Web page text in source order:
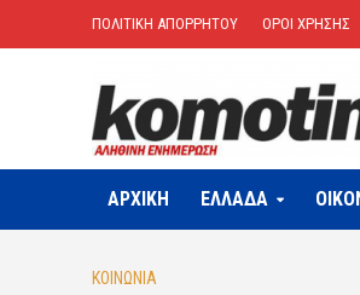
ΠΟΛΙΤΙΚΗ ΑΠΟΡΡΗΤΟΥ ΟΡΟΙ ΧΡΗΣΗΣ
ΑΡΧΙΚΗ ΕΛΛΑΔΑ
ΚΟΙΝΩΝΙΑ